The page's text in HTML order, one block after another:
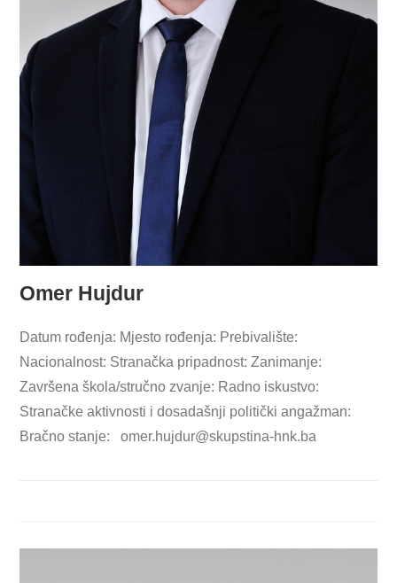
Omer Hujdur
Datum rođenja: Mjesto rođenja: Prebivalište:
Nacionalnost: Stranačka pripadnost: Zanimanje:
Završena škola/stručno zvanje: Radno iskustvo:
Stranačke aktivnosti i dosadašnji politički angažman:
Bračno stanje:omer.hujdur@skupstina-hnk.ba